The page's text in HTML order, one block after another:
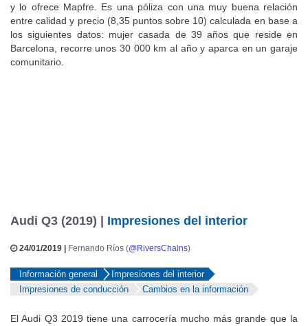
y lo ofrece Mapfre. Es una póliza con una muy buena relación
entre calidad y precio (8,35 puntos sobre 10) calculada en base a
los siguientes datos: mujer casada de 39 años que reside en
Barcelona, recorre unos 30 000 km al año y aparca en un garaje
comunitario.
Audi Q3 (2019) | Impresiones del interior
24/01/2019 | Fernando Ríos (@RiversChains)
Información general
Impresiones del interior
Impresiones de conducción
Cambios en la información
El Audi Q3 2019 tiene una carrocería mucho más grande que la